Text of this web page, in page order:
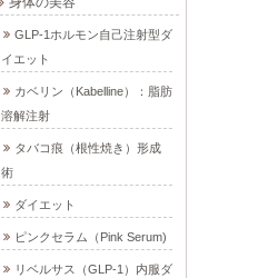
GLP-1ホルモン自己注射型ダ
イエット
カベリン（Kabelline）：脂肪
溶解注射
タバコ痕（根性焼き）形成
術
ダイエット
ピンクセラム（Pink Serum)
リベルサス（GLP-1）内服ダ